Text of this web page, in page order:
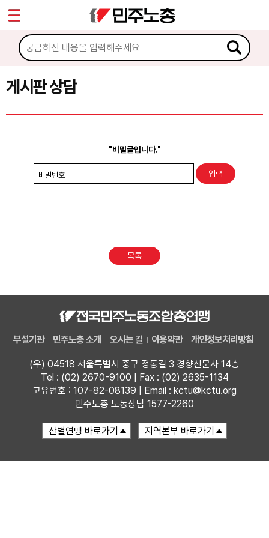
게시판 상담
"비밀글입니다."
비밀번호
목록
부설기관 민주노총 소개 오시는 길 이용약관 개인정보처리방침
(우) 04518 서울특별시 중구 정동길 3 경향신문사 14층
Tel : (02) 2670-9100 | Fax : (02) 2635-1134
고유번호 : 107-82-08139 | Email : kctu@kctu.org
민주노총 노동상담 1577-2260
마이페이지
소개
소식
노동상담
권리찾기수첩 검색
찾아보기
Sketchbook5, 스케치북5
Sketchbook5, 스케치북5